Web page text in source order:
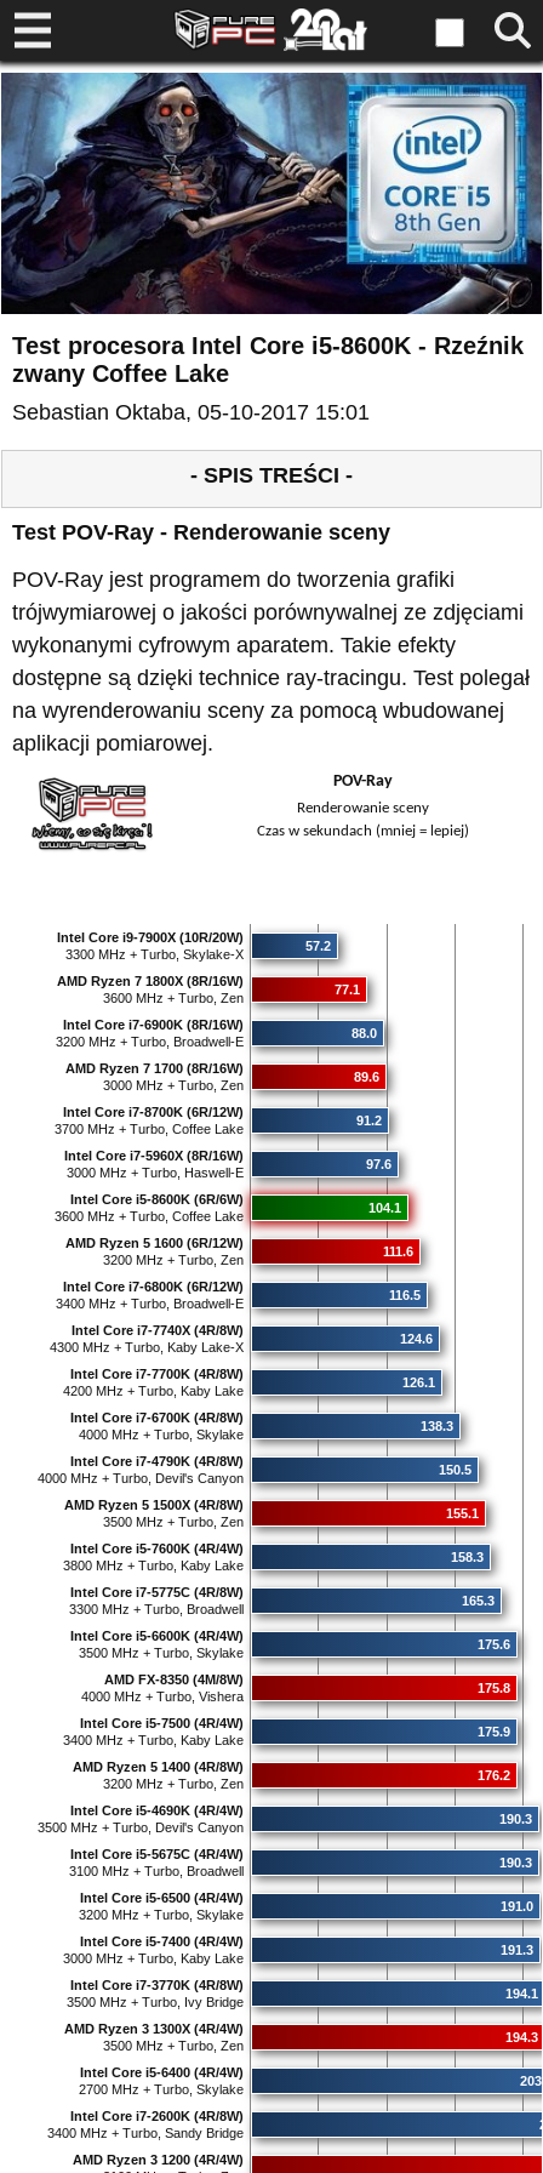
Test procesora Intel Core i5-8600K - Rzeźnik
zwany Coffee Lake
Sebastian Oktaba, 05-10-2017 15:01
- SPIS TREŚCI -
Test POV-Ray - Renderowanie sceny
POV-Ray jest programem do tworzenia grafiki
trójwymiarowej o jakości porównywalnej ze zdjęciami
wykonanymi cyfrowym aparatem. Takie efekty
dostępne są dzięki technice ray-tracingu. Test polegał
na wyrenderowaniu sceny za pomocą wbudowanej
aplikacji pomiarowej.
POV-Ray
Renderowanie sceny
Czas w sekundach (mniej = lepiej)
Intel Core i9-7900X (10R/20W)
3300 MHz + Turbo, Skylake-X
57.2
AMD Ryzen 7 1800X (8R/16W)
3600 MHz + Turbo, Zen
77.1
Intel Core i7-6900K (8R/16W)
3200 MHz + Turbo, Broadwell-E
88.0
AMD Ryzen 7 1700 (8R/16W)
3000 MHz + Turbo, Zen
89.6
Intel Core i7-8700K (6R/12W)
3700 MHz + Turbo, Coffee Lake
91.2
Intel Core i7-5960X (8R/16W)
3000 MHz + Turbo, Haswell-E
97.6
Intel Core i5-8600K (6R/6W)
3600 MHz + Turbo, Coffee Lake
104.1
AMD Ryzen 5 1600 (6R/12W)
3200 MHz + Turbo, Zen
111.6
Intel Core i7-6800K (6R/12W)
3400 MHz + Turbo, Broadwell-E
116.5
Intel Core i7-7740X (4R/8W)
4300 MHz + Turbo, Kaby Lake-X
124.6
Intel Core i7-7700K (4R/8W)
4200 MHz + Turbo, Kaby Lake
126.1
Intel Core i7-6700K (4R/8W)
4000 MHz + Turbo, Skylake
138.3
Intel Core i7-4790K (4R/8W)
4000 MHz + Turbo, Devil's Canyon
150.5
AMD Ryzen 5 1500X (4R/8W)
3500 MHz + Turbo, Zen
155.1
Intel Core i5-7600K (4R/4W)
3800 MHz + Turbo, Kaby Lake
158.3
Intel Core i7-5775C (4R/8W)
3300 MHz + Turbo, Broadwell
165.3
Intel Core i5-6600K (4R/4W)
3500 MHz + Turbo, Skylake
175.6
AMD FX-8350 (4M/8W)
4000 MHz + Turbo, Vishera
175.8
Intel Core i5-7500 (4R/4W)
3400 MHz + Turbo, Kaby Lake
175.9
AMD Ryzen 5 1400 (4R/8W)
3200 MHz + Turbo, Zen
176.2
Intel Core i5-4690K (4R/4W)
3500 MHz + Turbo, Devil's Canyon
190.3
Intel Core i5-5675C (4R/4W)
3100 MHz + Turbo, Broadwell
190.3
Intel Core i5-6500 (4R/4W)
3200 MHz + Turbo, Skylake
191.0
Intel Core i5-7400 (4R/4W)
3000 MHz + Turbo, Kaby Lake
191.3
Intel Core i7-3770K (4R/8W)
3500 MHz + Turbo, Ivy Bridge
194.1
AMD Ryzen 3 1300X (4R/4W)
3500 MHz + Turbo, Zen
194.3
Intel Core i5-6400 (4R/4W)
2700 MHz + Turbo, Skylake
Intel Core i7-2600K (4R/8W)
3400 MHz + Turbo, Sandy Bridge
AMD Ryzen 3 1200 (4R/4W)